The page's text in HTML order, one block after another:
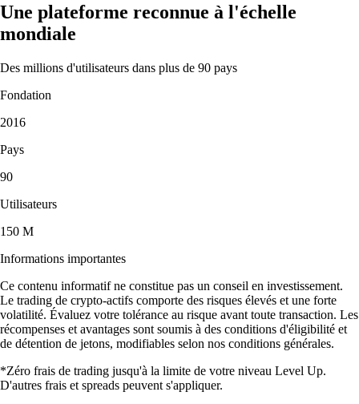
Une plateforme reconnue à l'échelle
mondiale
Des millions d'utilisateurs dans plus de 90 pays
Fondation
2016
Pays
90
Utilisateurs
150 M
Informations importantes
Ce contenu informatif ne constitue pas un conseil en investissement.
Le trading de crypto-actifs comporte des risques élevés et une forte
volatilité. Évaluez votre tolérance au risque avant toute transaction. Les
récompenses et avantages sont soumis à des conditions d'éligibilité et
de détention de jetons, modifiables selon nos conditions générales.
*Zéro frais de trading jusqu'à la limite de votre niveau Level Up.
D'autres frais et spreads peuvent s'appliquer.